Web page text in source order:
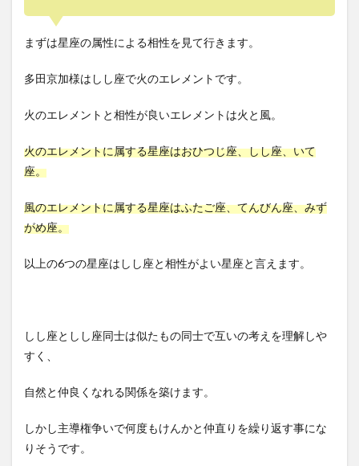
まずは星座の属性による相性を見て行きます。
多田京加様はしし座で火のエレメントです。
火のエレメントと相性が良いエレメントは火と風。
火のエレメントに属する星座はおひつじ座、しし座、いて
座。
風のエレメントに属する星座はふたご座、てんびん座、みず
がめ座。
以上の6つの星座はしし座と相性がよい星座と言えます。
しし座としし座同士は似たもの同士で互いの考えを理解しや
すく、
自然と仲良くなれる関係を築けます。
しかし主導権争いで何度もけんかと仲直りを繰り返す事にな
りそうです。